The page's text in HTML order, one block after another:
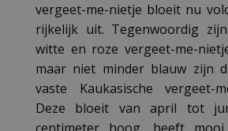
vergeet-me-nietje bloeit nu
rijkelijk uit. Tegenwoordig
witte en roze vergeet-me-
maar niet minder blauw zijn
vaste Kaukasische vergeet-
Deze bloeit van april tot